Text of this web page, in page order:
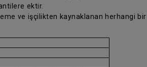
ektir.
ve işçilikten kaynaklanan herhangi